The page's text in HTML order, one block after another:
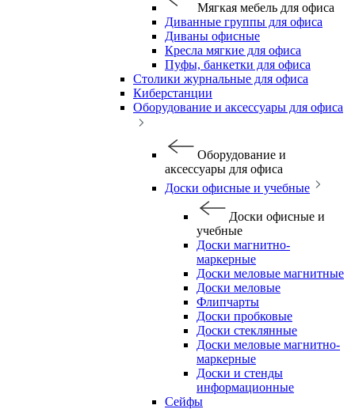
Мягкая мебель для офиса
Диванные группы для офиса
Диваны офисные
Кресла мягкие для офиса
Пуфы, банкетки для офиса
Столики журнальные для офиса
Киберстанции
Оборудование и аксессуары для офиса
Оборудование и
аксессуары для офиса
Доски офисные и учебные
Доски офисные и
учебные
Доски магнитно-
маркерные
Доски меловые магнитные
Доски меловые
Флипчарты
Доски пробковые
Доски стеклянные
Доски меловые магнитно-
маркерные
Доски и стенды
информационные
Сейфы